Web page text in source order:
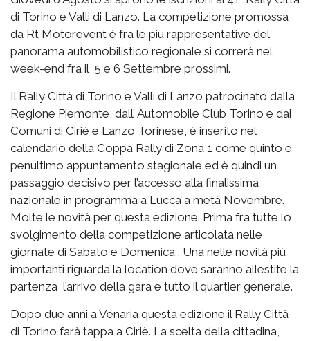
di Torino e Valli di Lanzo. La competizione promossa
da Rt Motorevent è fra le più rappresentative del
panorama automobilistico regionale si correrà nel
week-end fra il 5 e 6 Settembre prossimi.
Il Rally Città di Torino e Valli di Lanzo patrocinato dalla
Regione Piemonte, dall’ Automobile Club Torino e dai
Comuni di Ciriè e Lanzo Torinese, è inserito nel
calendario della Coppa Rally di Zona 1 come quinto e
penultimo appuntamento stagionale ed è quindi un
passaggio decisivo per l’accesso alla finalissima
nazionale in programma a Lucca a metà Novembre.
Molte le novità per questa edizione. Prima fra tutte lo
svolgimento della competizione articolata nelle
giornate di Sabato e Domenica . Una nelle novità più
importanti riguarda la location dove saranno allestite la
partenza l’arrivo della gara e tutto il quartier generale.
Dopo due anni a Venaria,questa edizione il Rally Città
di Torino farà tappa a Ciriè. La scelta della cittadina,